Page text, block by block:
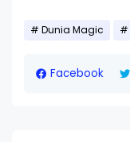
Dunia Magic
Facebook